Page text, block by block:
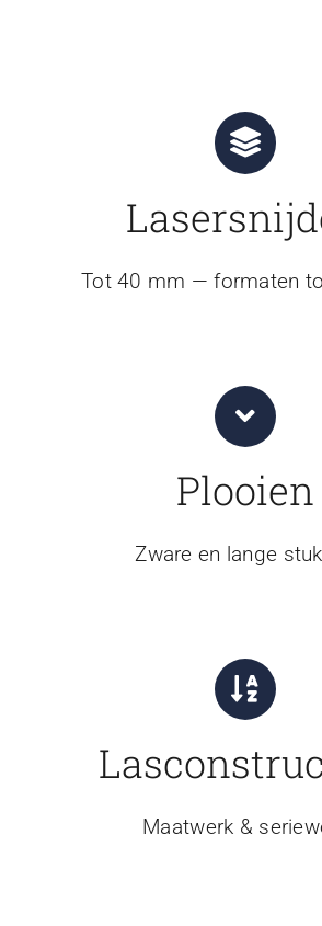
Tot 40 mm — formaten
Plooien
Zware en lange
Maatwerk &